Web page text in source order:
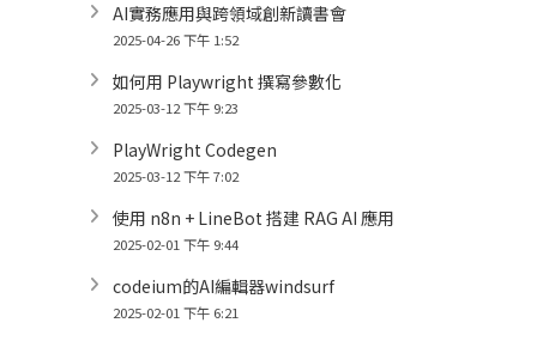
AI實務應用與跨領域創新讀書會
2025-04-26 下午 1:52
如何用 Playwright 撰寫參數化
2025-03-12 下午 9:23
PlayWright Codegen
2025-03-12 下午 7:02
使用 n8n + LineBot 搭建 RAG AI 應用
2025-02-01 下午 9:44
codeium的AI編輯器windsurf
2025-02-01 下午 6:21